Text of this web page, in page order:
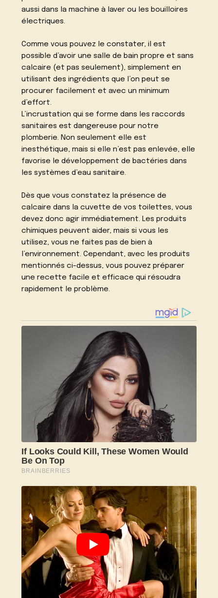
aussi dans la machine à laver ou les bouilloires
électriques.
Comme vous pouvez le constater, il est
possible d’avoir une salle de bain propre et sans
calcaire (et pas seulement), simplement en
utilisant des ingrédients que l’on peut se
procurer facilement et avec un minimum
d’effort.
L’incrustation qui se forme dans les raccords
sanitaires est dangereuse pour notre
plomberie. Non seulement elle est
inesthétique, mais si elle n’est pas enlevée, elle
favorise le développement de bactéries dans
les systèmes d’eau sanitaire.
Dès que vous constatez la présence de
calcaire dans la cuvette de vos toilettes, vous
devez donc agir immédiatement. Les produits
chimiques peuvent aider, mais si vous les
utilisez, vous ne faites pas de bien à
l’environnement. Cependant, avec les produits
mentionnés ci-dessus, vous pouvez préparer
une recette facile et efficace qui résoudra
rapidement le problème.